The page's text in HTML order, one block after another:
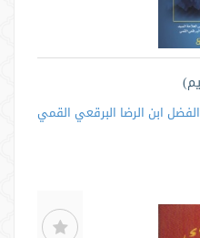
ابن الرضا البرقعي القمي